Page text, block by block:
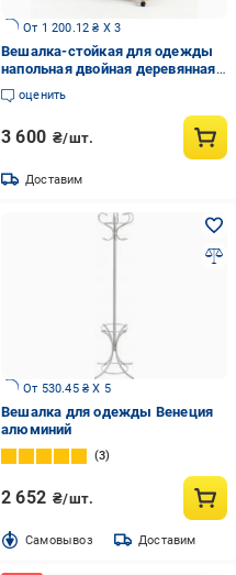
От 1 200.12 ₴ X 3
Вешалка-стойкая для одежды
напольная двойная деревянная
на колесах с двумя полками для
обуви 155х110х51 см Сосна
оценить
3 600 ₴/шт.
Доставим
От 530.45 ₴ X 5
Вешалка для одежды Венеция
алюминий
3
2 652 ₴/шт.
Cамовывоз Доставим